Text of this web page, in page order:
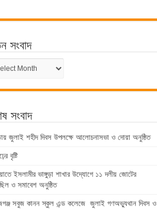
সংবাদ
সংবাদ
জুলাই শহীদ দিবস উপলক্ষে আলোচনাসভা ও দোয়া অনুষ্ঠিত
বৃষ্টি
ইসলামীর ভাঙ্গুড়া শাখার উদ্যোগে ১১ দলীয় জোটের
ও সমাবেশ অনুষ্ঠিত
সবুজ কানন স্কুল এন্ড কলেজে জুলাই গণঅভ্যুথান দিবস ও